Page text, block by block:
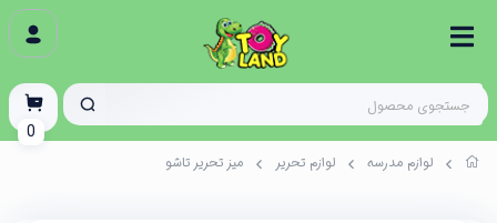
لوازم مدرسه لوازم تحریر میز تحریر تاشو
0